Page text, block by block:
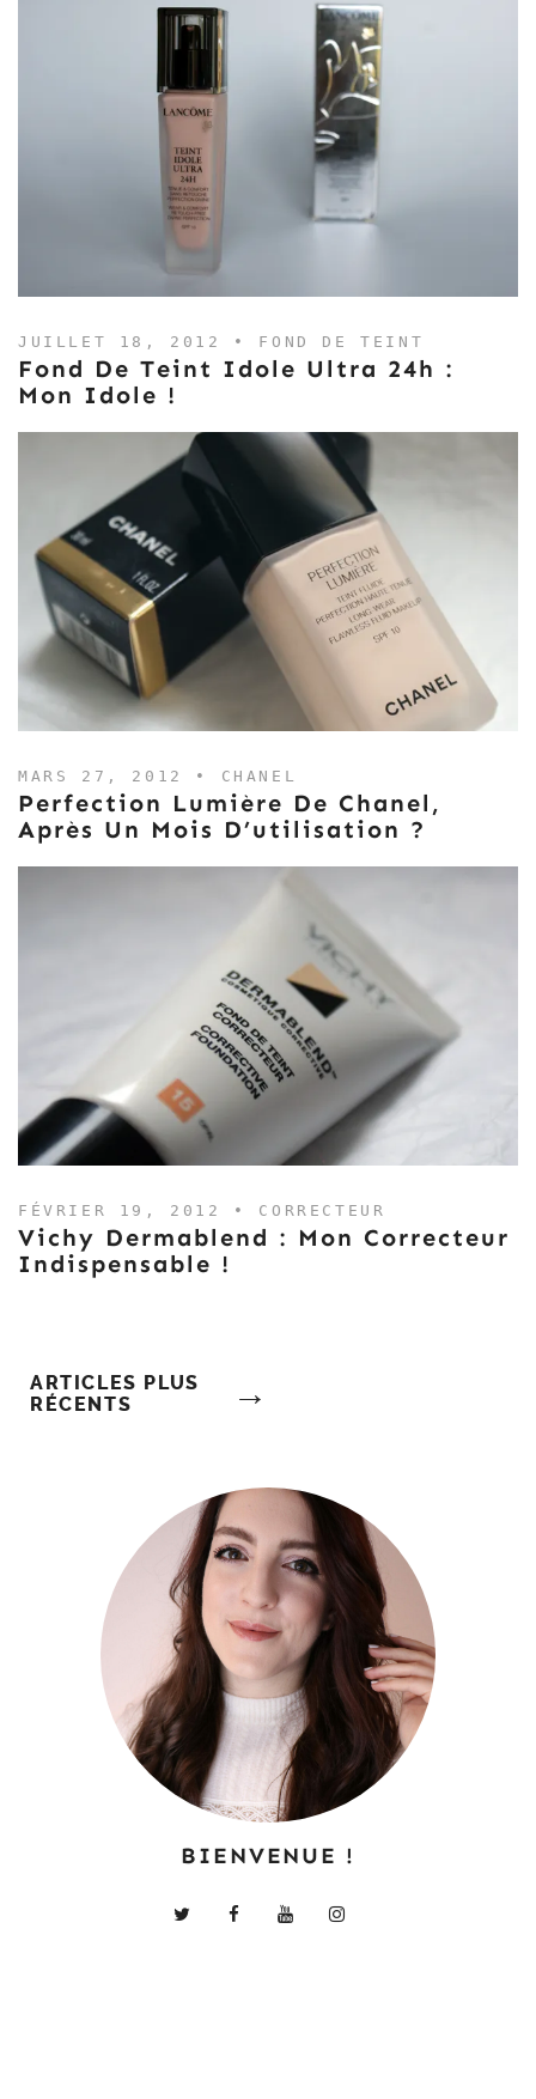
JUILLET 18, 2012 • FOND DE TEINT
Fond De Teint Idole Ultra 24h :
Mon Idole !
MARS 27, 2012 • CHANEL
Perfection Lumière De Chanel,
Après Un Mois D’utilisation ?
FÉVRIER 19, 2012 • CORRECTEUR
Vichy Dermablend : Mon Correcteur
Indispensable !
Navigation
Des
ARTICLES PLUS
RÉCENTS
BIENVENUE !